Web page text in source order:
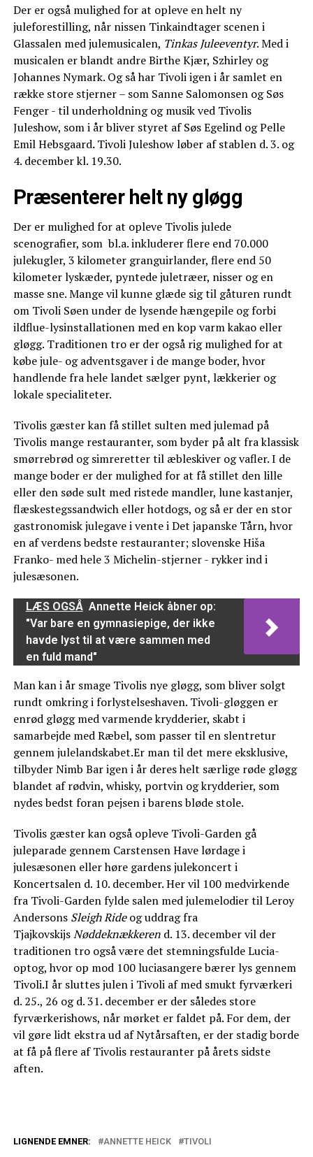
Der er også mulighed for at opleve en helt ny
juleforestilling, når nissen Tinkaindtager scenen i
Glassalen med julemusicalen, Tinkas Juleeventyr. Med i
musicalen er blandt andre Birthe Kjær, Szhirley og
Johannes Nymark. Og så har Tivoli igen i år samlet en
række store stjerner – som Sanne Salomonsen og Søs
Fenger - til underholdning og musik ved Tivolis
Juleshow, som i år bliver styret af Søs Egelind og Pelle
Emil Hebsgaard.Tivoli Juleshow løber af stablen d. 3. og
4. december kl. 19.30.
Præsenterer helt ny gløgg
Der er mulighed for at opleve Tivolis julede
scenografier, som bl.a. inkluderer flere end 70.000
julekugler, 3 kilometer granguirlander, flere end 50
kilometer lyskæder, pyntede juletræer, nisser og en
masse sne. Mange vil kunne glæde sig til gåturen rundt
om Tivoli Søen under de lysende hængepile og forbi
ildflue-lysinstallationen med en kop varm kakao eller
gløgg. Traditionen tro er der også rig mulighed for at
købe jule- og adventsgaver i de mange boder, hvor
handlende fra hele landet sælger pynt, lækkerier og
lokale specialiteter.
Tivolis gæster kan få stillet sulten med julemad på
Tivolis mange restauranter, som byder på alt fra klassisk
smørrebrød og simreretter til æbleskiver og vafler. I de
mange boder er der mulighed for at få stillet den lille
eller den søde sult med ristede mandler, lune kastanjer,
flæskestegssandwich eller hotdogs, og så er der en stor
gastronomisk julegave i vente i Det japanske Tårn, hvor
en af verdens bedste restauranter; slovenske Hiša
Franko- med hele 3 Michelin-stjerner - rykker ind i
julesæsonen.
LÆS OGSÅ Annette Heick åbner op:
"Var bare en gymnasiepige, der ikke
havde lyst til at være sammen med
en fuld mand"
Man kan i år smage Tivolis nye gløgg, som bliver solgt
rundt omkring i forlystelseshaven. Tivoli-gløggen er
enrød gløgg med varmende krydderier, skabt i
samarbejde med Ræbel, som passer til en slentretur
gennem julelandskabet.Er man til det mere eksklusive,
tilbyder Nimb Bar igen i år deres helt særlige røde gløgg
blandet af rødvin, whisky, portvin og krydderier, som
nydes bedst foran pejsen i barens bløde stole.
Tivolis gæster kan også opleve Tivoli-Garden gå
juleparade gennem Carstensen Have lørdage i
julesæsonen eller høre gardens julekoncert i
Koncertsalen d. 10. december. Her vil 100 medvirkende
fra Tivoli-Garden fylde salen med julemelodier til Leroy
Andersons Sleigh Rideog uddrag fra
TjajkovskijsNøddeknækkerend. 13. december vil der
traditionen tro også være det stemningsfulde Lucia-
optog, hvor op mod 100 luciasangere bærer lys gennem
Tivoli.I år sluttes julen i Tivoli af med smukt fyrværkeri
d. 25., 26 og d. 31. december er der således store
fyrværkerishows, når mørket er faldet på. For dem, der
vil gøre lidt ekstra ud af Nytårsaften, er der stadig borde
at få på flere af Tivolis restauranter på årets sidste
aften.
LIGNENDE EMNER: ANNETTE HEICK TIVOLI